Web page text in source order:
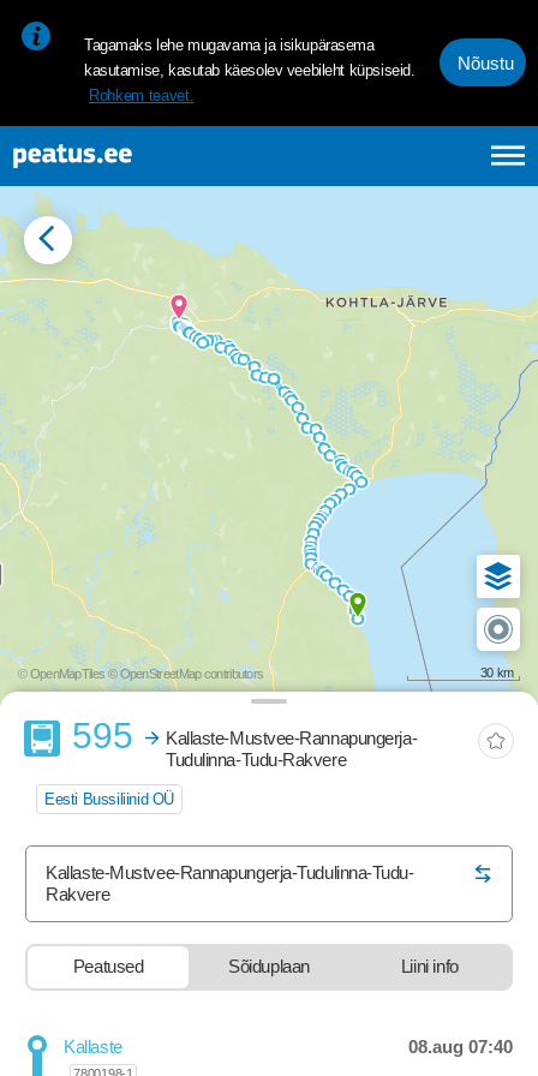
Tagamaks lehe mugavama ja isikupärasema
kasutamise, kasutab käesolev veebileht küpsiseid.
Rohkem teavet.
Nõustu
© OpenMapTiles © OpenStreetMap contributors 30 km
Buss
595
Kallaste-Mustvee-Rannapungerja-
Tudulinna-Tudu-Rakvere
Eesti Bussiliinid OÜ
Vastupidine algus- ja sihtpunkt
Kallaste-Mustvee-Rannapungerja-Tudulinna-Tudu-
Rakvere
Peatused Sõiduplaan Liini info
stop-list-update.sr-instructions
Kallaste Departure time was at
08.aug 07:40